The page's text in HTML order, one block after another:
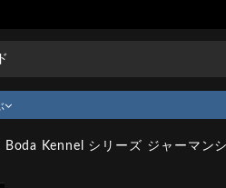
Boda Kennel シリーズ ジャーマン